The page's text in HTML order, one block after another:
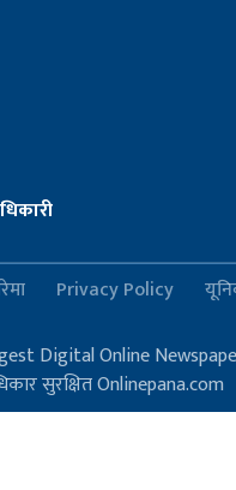
Privacy Policy
Digital Online
सुरक्षित Onlinepana.com